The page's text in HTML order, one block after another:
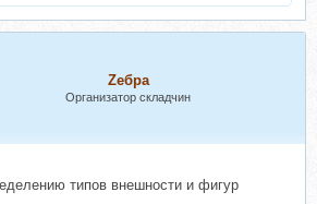
Zебра
Организатор складчин
типов внешности и фигур